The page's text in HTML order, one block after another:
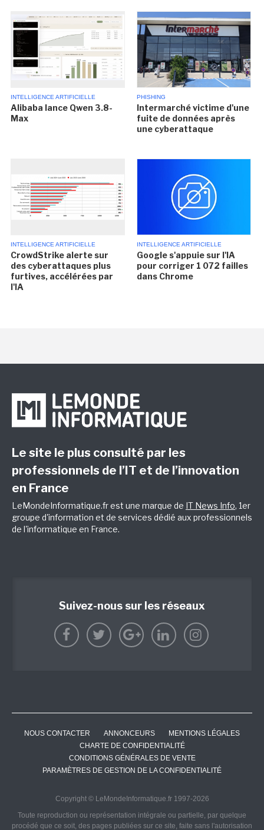
INTELLIGENCE ARTIFICIELLE
Alibaba lance Qwen 3.8-
Max
PHISHING
Intermarché victime d'une
fuite de données après
une cyberattaque
INTELLIGENCE ARTIFICIELLE
CrowdStrike alerte sur
des cyberattaques plus
furtives, accélérées par
l'IA
INTELLIGENCE ARTIFICIELLE
Google s'appuie sur l'IA
pour corriger 1 072 failles
dans Chrome
Le site le plus consulté par les
professionnels de l’IT et de l’innovation
en France
LeMondeInformatique.fr est une marque de IT News Info, 1er
groupe d'information et de services dédié aux professionnels
de l'informatique en France.
Suivez-nous sur les réseaux
NOUS CONTACTER ANNONCEURS
MENTIONS LÉGALES
CHARTE DE CONFIDENTIALITÉ
CONDITIONS GÉNÉRALES DE VENTE
PARAMÈTRES DE GESTION DE LA CONFIDENTIALITÉ
Copyright © LeMondeInformatique.fr 1997-2026
Toute reproduction ou représentation intégrale ou partielle, par quelque
procédé que ce soit, des pages publiées sur ce site, faite sans l'autorisation